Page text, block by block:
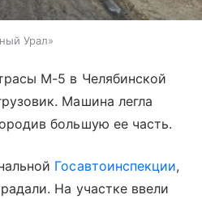
Урал»
М-5 в Челябинской
Машина легла
большую ее часть.
Госавтоинспекции,
На участке ввели